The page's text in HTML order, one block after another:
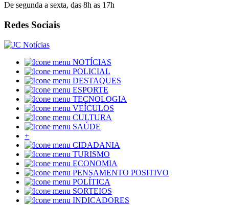
De segunda a sexta, das 8h as 17h
Redes Sociais
NOTÍCIAS
POLICIAL
DESTAQUES
ESPORTE
TECNOLOGIA
VEÍCULOS
CULTURA
SAÚDE
+
CIDADANIA
TURISMO
ECONOMIA
PENSAMENTO POSITIVO
POLÍTICA
SORTEIOS
INDICADORES